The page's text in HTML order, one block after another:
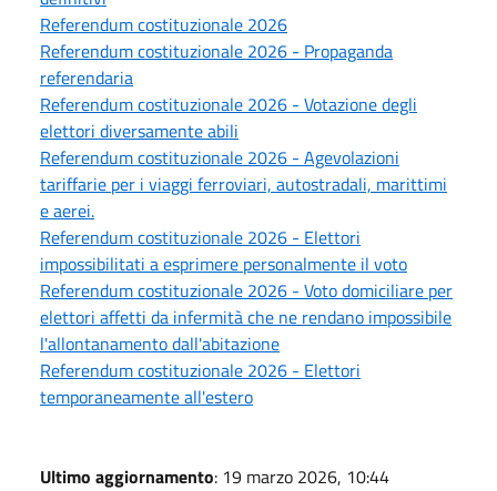
Referendum costituzionale 2026
Referendum costituzionale 2026 - Propaganda
referendaria
Referendum costituzionale 2026 - Votazione degli
elettori diversamente abili
Referendum costituzionale 2026 - Agevolazioni
tariffarie per i viaggi ferroviari, autostradali, marittimi
e aerei.
Referendum costituzionale 2026 - Elettori
impossibilitati a esprimere personalmente il voto
Referendum costituzionale 2026 - Voto domiciliare per
elettori affetti da infermità che ne rendano impossibile
l'allontanamento dall'abitazione
Referendum costituzionale 2026 - Elettori
temporaneamente all'estero
Ultimo aggiornamento: 19 marzo 2026, 10:44